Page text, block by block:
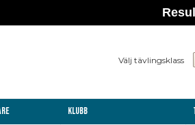
Välj tävlingsklass
Klubb